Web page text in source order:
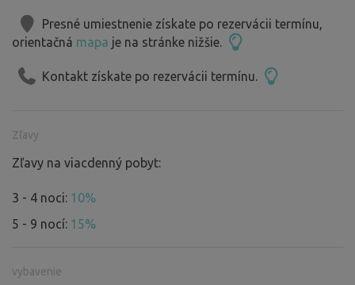
Presné umiestnenie získate po rezervácii termínu,
orientačná mapa je na stránke nižšie.
Kontakt získate po rezervácii termínu.
Zľavy
Zľavy na viacdenný pobyt:
3 - 4 noci: 10%
5 - 9 nocí: 15%
vybavenie